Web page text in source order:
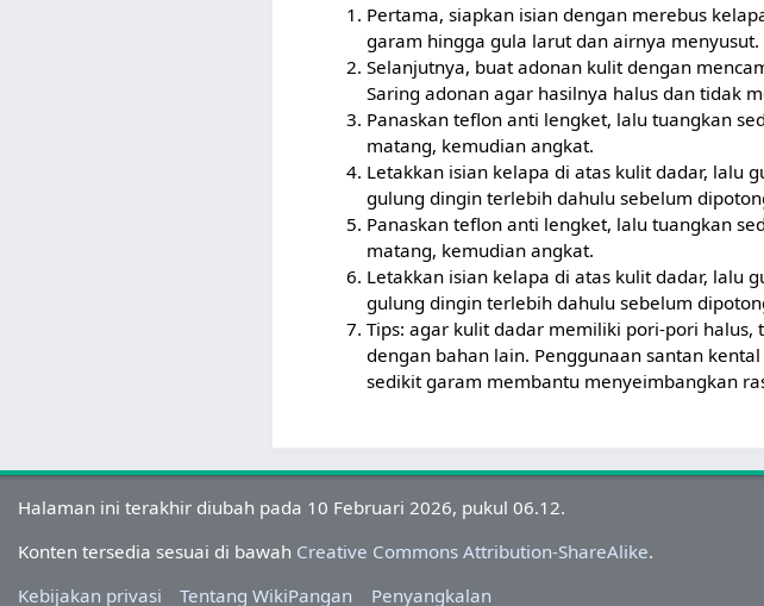
Pertama, siapkan isian dengan merebus
garam hingga gula larut dan airnya
Selanjutnya, buat adonan kulit dengan
Saring adonan agar hasilnya halus dan tidak
Panaskan teflon anti lengket, lalu tuangkan
matang, kemudian angkat.
Letakkan isian kelapa di atas kulit dadar, lalu
gulung dingin terlebih dahulu sebelum
Panaskan teflon anti lengket, lalu tuangkan
matang, kemudian angkat.
Letakkan isian kelapa di atas kulit dadar, lalu
gulung dingin terlebih dahulu sebelum
Tips: agar kulit dadar memiliki pori-pori
dengan bahan lain. Penggunaan santan
sedikit garam membantu menyeimbangkan
Halaman ini terakhir diubah pada 10 Februari 2026, pukul 06.12.
Konten tersedia sesuai di bawah Creative Commons Attribution-ShareAlike.
Kebijakan privasi
Tentang WikiPangan Penyangkalan